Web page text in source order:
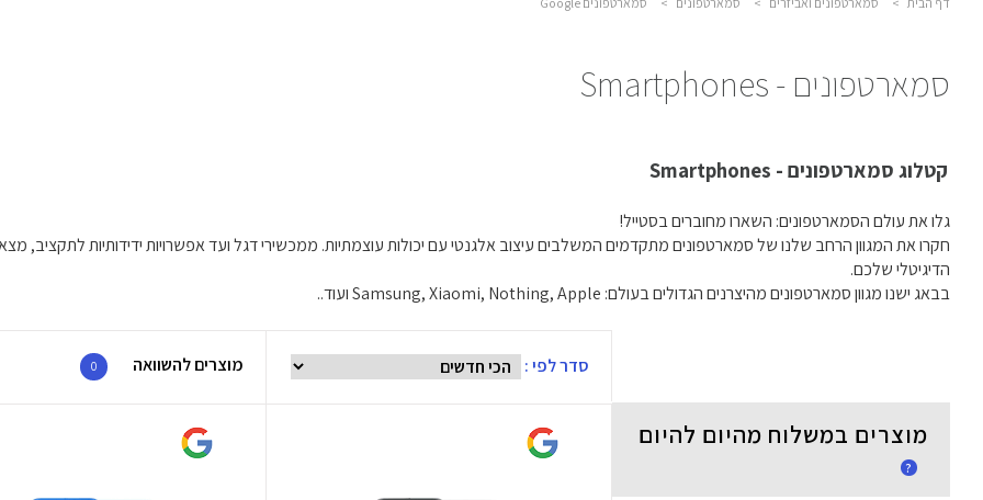
סמארטפונים - Smartphones
קטלוג סמארטפונים - Smartphones
גלו את עולם הסמארטפונים: השארו מחוברים בסטייל!
חקרו את המגוון הרחב שלנו של סמארטפונים מתקדמים המשלבים עיצוב אלגנטי עם יכולות עוצמתיות. ממכשירי דגל ועד אפשרויות ידידותיות לתקציב,
הדיגיטלי שלכם.
בבאג ישנו מגוון סמארטפונים מהיצרנים הגדולים בעולם: Samsung, Xiaomi, Nothing, Apple ועוד..
סדר לפי : מוצרים להשוואה 0
מוצרים במשלוח מהיום להיום
?